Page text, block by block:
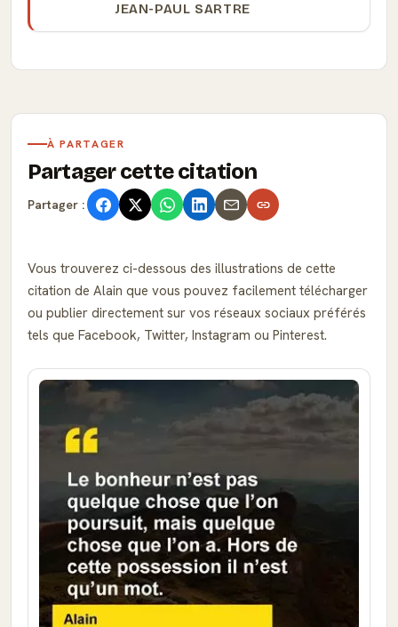
JEAN-PAUL SARTRE
À PARTAGER
Partager cette citation
Partager :
Vous trouverez ci-dessous des illustrations de cette
citation de Alain que vous pouvez facilement télécharger
ou publier directement sur vos réseaux sociaux préférés
tels que Facebook, Twitter, Instagram ou Pinterest.